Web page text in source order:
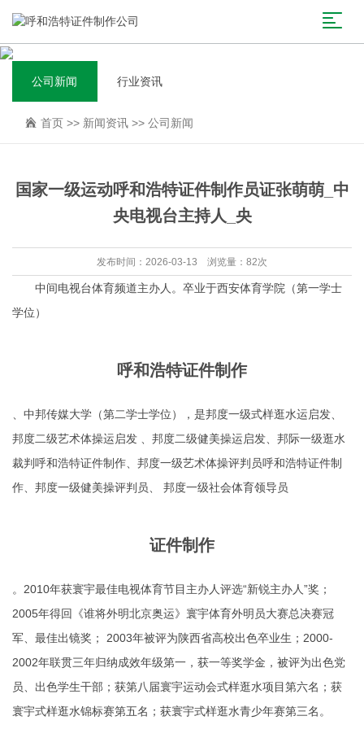
公司新闻 行业资讯
首页 >> 新闻资讯 >> 公司新闻
国家一级运动呼和浩特证件制作员证张萌萌_中
央电视台主持人_央
发布时间：2026-03-13 浏览量：82次
中间电视台体育频道主办人。卒业于西安体育学院（第一学士
学位）
呼和浩特证件制作
、中邦传媒大学（第二学士学位），是邦度一级式样逛水运启发、
邦度二级艺术体操运启发 、邦度二级健美操运启发、邦际一级逛水
裁判呼和浩特证件制作 、邦度一级艺术体操评判员呼和浩特证件制
作 、邦度一级健美操评判员、 邦度一级社会体育领导员
证件制作
。2010年获寰宇最佳电视体育节目主办人评选“新锐主办人”奖；
2005年得回《谁将外明北京奥运》寰宇体育外明员大赛总决赛冠
军、最佳出镜奖； 2003年被评为陕西省高校出色卒业生；2000-
2002年联贯三年归纳成效年级第一，获一等奖学金，被评为出色党
员、出色学生干部；获第八届寰宇运动会式样逛水项目第六名；获
寰宇式样逛水锦标赛第五名；获寰宇式样逛水青少年赛第三名。